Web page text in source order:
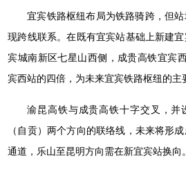
宜宾铁路枢纽布局为铁路骑跨，但
现跨线联系。在既有宜宾站基础上新建
宾城南新区七星山西侧，成贵高铁宜宾
宾西站的四倍，为未来宜宾铁路枢纽的主
渝昆高铁与成贵高铁十字交叉，
（自贡）两个方向的联络线，未来将形
通道，乐山至昆明方向需在新宜宾站换向。